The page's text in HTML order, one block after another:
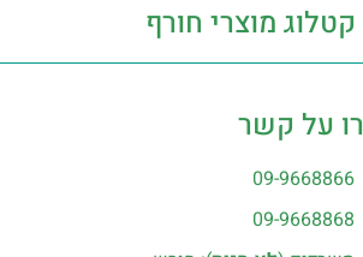
קטלוג מוצרי חורף
על קשר
09-9668866
09-9668868